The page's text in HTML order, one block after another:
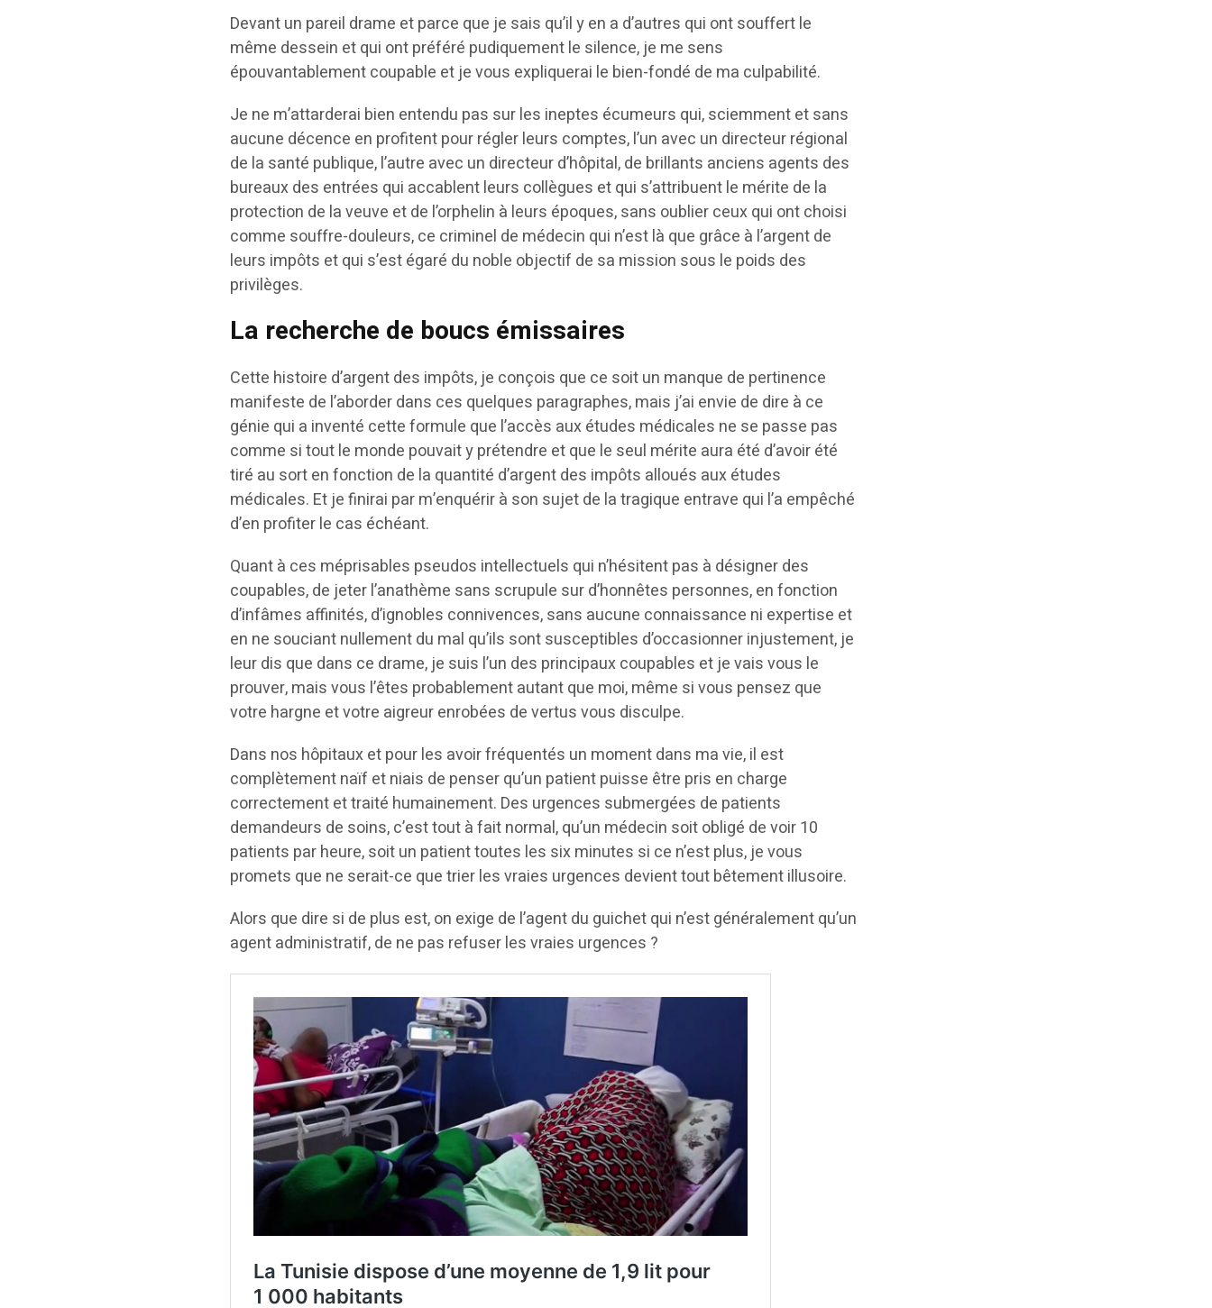
Devant un pareil drame et parce que je sais qu’il y en a d’autres qui ont souffert le
même dessein et qui ont préféré pudiquement le silence, je me sens
épouvantablement coupable et je vous expliquerai le bien-fondé de ma culpabilité.
Je ne m’attarderai bien entendu pas sur les ineptes écumeurs qui, sciemment et sans
aucune décence en profitent pour régler leurs comptes, l’un avec un directeur régional
de la santé publique, l’autre avec un directeur d’hôpital, de brillants anciens agents des
bureaux des entrées qui accablent leurs collègues et qui s’attribuent le mérite de la
protection de la veuve et de l’orphelin à leurs époques, sans oublier ceux qui ont choisi
comme souffre-douleurs, ce criminel de médecin qui n’est là que grâce à l’argent de
leurs impôts et qui s’est égaré du noble objectif de sa mission sous le poids des
privilèges.
La recherche de boucs émissaires
Cette histoire d’argent des impôts, je conçois que ce soit un manque de pertinence
manifeste de l’aborder dans ces quelques paragraphes, mais j’ai envie de dire à ce
génie qui a inventé cette formule que l’accès aux études médicales ne se passe pas
comme si tout le monde pouvait y prétendre et que le seul mérite aura été d’avoir été
tiré au sort en fonction de la quantité d’argent des impôts alloués aux études
médicales. Et je finirai par m’enquérir à son sujet de la tragique entrave qui l’a empêché
d’en profiter le cas échéant.
Quant à ces méprisables pseudos intellectuels qui n’hésitent pas à désigner des
coupables, de jeter l’anathème sans scrupule sur d’honnêtes personnes, en fonction
d’infâmes affinités, d’ignobles connivences, sans aucune connaissance ni expertise et
en ne souciant nullement du mal qu’ils sont susceptibles d’occasionner injustement, je
leur dis que dans ce drame, je suis l’un des principaux coupables et je vais vous le
prouver, mais vous l’êtes probablement autant que moi, même si vous pensez que
votre hargne et votre aigreur enrobées de vertus vous disculpe.
Dans nos hôpitaux et pour les avoir fréquentés un moment dans ma vie, il est
complètement naïf et niais de penser qu’un patient puisse être pris en charge
correctement et traité humainement. Des urgences submergées de patients
demandeurs de soins, c’est tout à fait normal, qu’un médecin soit obligé de voir 10
patients par heure, soit un patient toutes les six minutes si ce n’est plus, je vous
promets que ne serait-ce que trier les vraies urgences devient tout bêtement illusoire.
Alors que dire si de plus est, on exige de l’agent du guichet qui n’est généralement qu’un
agent administratif, de ne pas refuser les vraies urgences ?